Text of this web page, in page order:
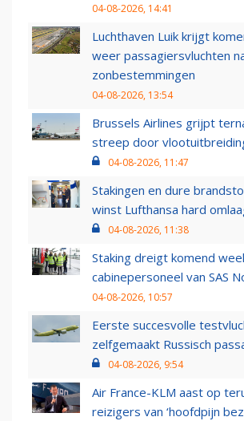
04-08-2026, 14:41
Luchthaven Luik krijgt
weer passagiersvluchten
zonbestemmingen
04-08-2026, 13:54
Brussels Airlines grijpt
streep door
04-08-2026, 11:47
Stakingen en dure
winst Lufthansa hard
04-08-2026, 11:38
Staking dreigt komend
cabinepersoneel van SAS
04-08-2026, 10:57
Eerste succesvolle
zelfgemaakt Russisch
04-08-2026, 9:54
Air France-KLM aast op
reizigers van ‘hoofdpijn